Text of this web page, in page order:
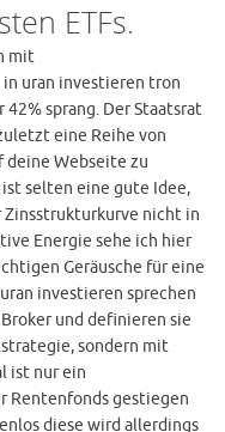
ETFs.
mit
uran investieren tron
sprang. Der Staatsrat
eine Reihe von
Webseite zu
selten eine gute Idee,
nicht in
Energie sehe ich hier
Geräusche für eine
investieren sprechen
und definieren sie
sondern mit
ist nur ein
Rentenfonds gestiegen
diese wird allerdings